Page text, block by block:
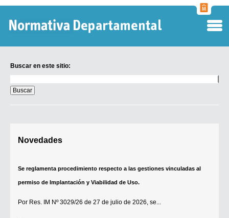
Buscar en este sitio:
en
este
sitio:
Novedades
Se reglamenta procedimiento respecto a las gestiones vinculadas al
permiso de Implantación y Viabilidad de Uso.
Por Res. IM Nº 3029/26 de 27 de julio de 2026, se...